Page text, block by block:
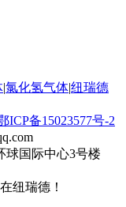
|氯化氢气体|纽瑞德
ICP备15023577号-2
球国际中心3号楼
纽瑞德！